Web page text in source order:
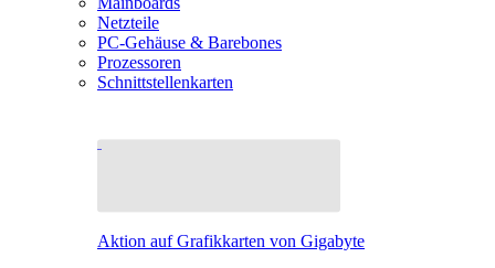
Netzteile
PC-Gehäuse & Barebones
Prozessoren
Schnittstellenkarten
Aktion auf Grafikkarten von Gigabyte